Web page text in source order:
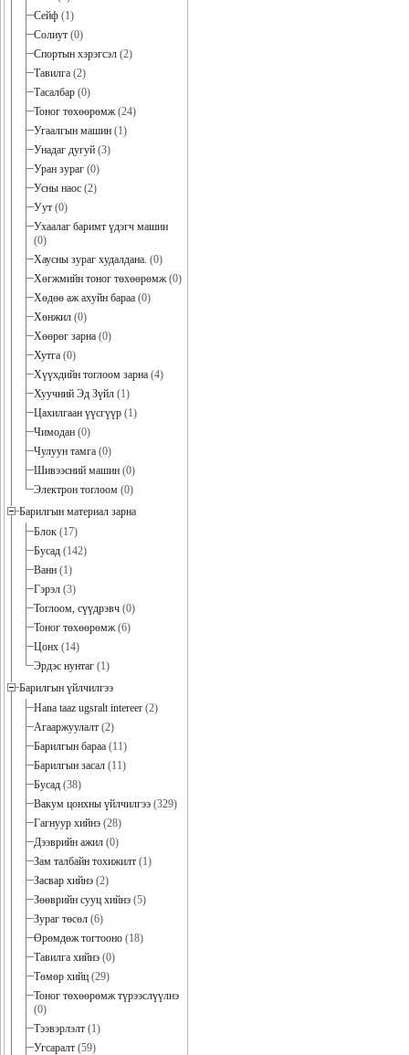
Сейф (1)
Солиут (0)
Спортын хэрэгсэл (2)
Тавилга (2)
Тасалбар (0)
Тоног төхөөрөмж(24)
Угаалгын машин (1)
Унадаг дугуй (3)
Уран зураг (0)
Усны наос (2)
Уут (0)
Ухаалаг баримт үдэгч машин
(0)
Хаусны зураг худалдана. (0)
Хөгжмийн тоног төхөөрөмж(0)
Хөдөө аж ахуйн бараа (0)
Хөнжил (0)
Хөөрөг зарна (0)
Хутга (0)
Хүүхдийн тоглоом зарна (4)
Хуучний Эд Зүйл (1)
Цахилгаан үүсгүүр (1)
Чимодан (0)
Чулуун тамга (0)
Шивээсний машин (0)
Электрон тоглоом (0)
Барилгын материал зарна
Блок (17)
Бусад (142)
Ванн (1)
Гэрэл (3)
Тоглоом, сүүдрэвч (0)
Тоног төхөөрөмж(6)
Цонх (14)
Эрдэс нунтаг (1)
Барилгын үйлчилгээ
Hana taaz ugsralt intereer (2)
Агааржуулалт (2)
Барилгын бараа (11)
Барилгын засал (11)
Бусад (38)
Вакум цонхны үйлчилгээ (329)
Гагнуур хийнэ (28)
Дээврийн ажил (0)
Зам талбайн тохижилт (1)
Засвар хийнэ (2)
Зөөврийн сууц хийнэ (5)
Зураг төсөл (6)
Өрөмдөж тогтооно (18)
Тавилга хийнэ (0)
Төмөр хийц (29)
Тоног төхөөрөмж түрээслүүлнэ
(0)
Тээвэрлэлт (1)
Угсаралт (59)